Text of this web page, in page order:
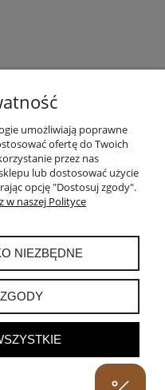
umożliwiają poprawne
ofertę do Twoich
przez nas
lub dostosować użycie
opcję "Dostosuj zgody".
w naszej Polityce
NIEZBĘDNE